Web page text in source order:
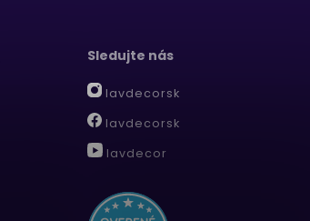
Sledujte nás
lavdecorsk
lavdecorsk
lavdecor